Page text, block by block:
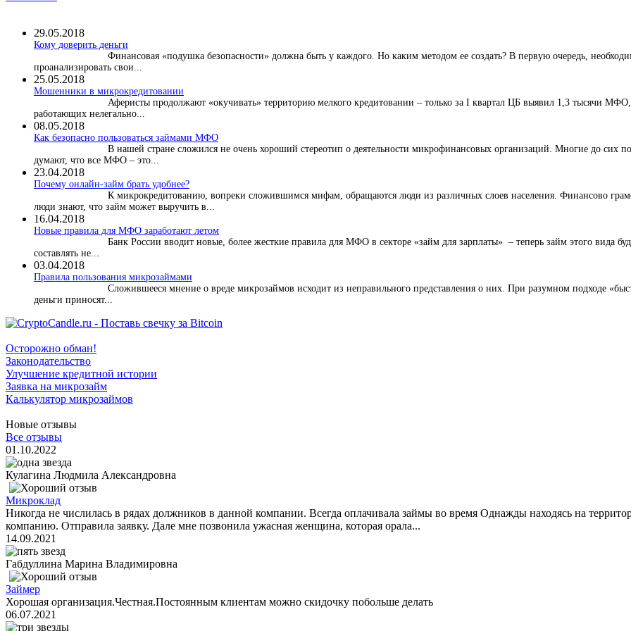
29.05.2018
Кому доверить деньги
Финансовая «подушка безопасности» должна быть у каждого. Но каким методом ее создать? В первую очередь,
проанализировать свои...
25.05.2018
Мошенники в микрокредитовании
Аферисты продолжают «окучивать» территорию мелкого кредитовании – только за I квартал ЦБ выявил 1,3 тысячи МФО,
работающих нелегально...
08.05.2018
Как безопасно пользоваться займами МФО
В нашей стране сложился не очень хороший стереотип о деятельности микрофинансовых организаций. Многие до сих
думают, что все МФО – это...
23.04.2018
Почему онлайн-займ брать удобнее?
К микрокредитованию, вопреки сложившимся мифам, обращаются люди из различных слоев населения. Финансово
люди знают, что займ может выручить в...
16.04.2018
Новые правила для МФО заработают летом
Банк России вводит новые, более жесткие правила для МФО в секторе «займ для зарплаты» – теперь займ этого вида
составлять не...
03.04.2018
​Правила пользования микрозаймами
Сложившееся мнение о вреде микрозаймов исходит из неправильного представления о них. При разумном подходе
деньги приносят...
Осторожно обман!
Законодательство
Улучшение кредитной истории
Заявка на микрозайм
Калькулятор микрозаймов
Новые отзывы
Все отзывы
01.10.2022
Кулагина Людмила Александровна
Микроклад
Никогда не числилась в рядах должников в данной компании. Всегда оплачивала займы во время Однажды находясь на
компанию. Отправила заявку. Дале мне позвонила ужасная женщина, которая орала...
14.09.2021
Габдуллина Марина Владимировна
Займер
Хорошая организация.Честная.Постоянным клиентам можно скидочку побольше делать
06.07.2021